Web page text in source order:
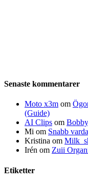
Senaste kommentarer
Moto x3m om
(Guide)
AI Clips om
Mi om Snabb
Kristina om
Irén om Zuii
Etiketter